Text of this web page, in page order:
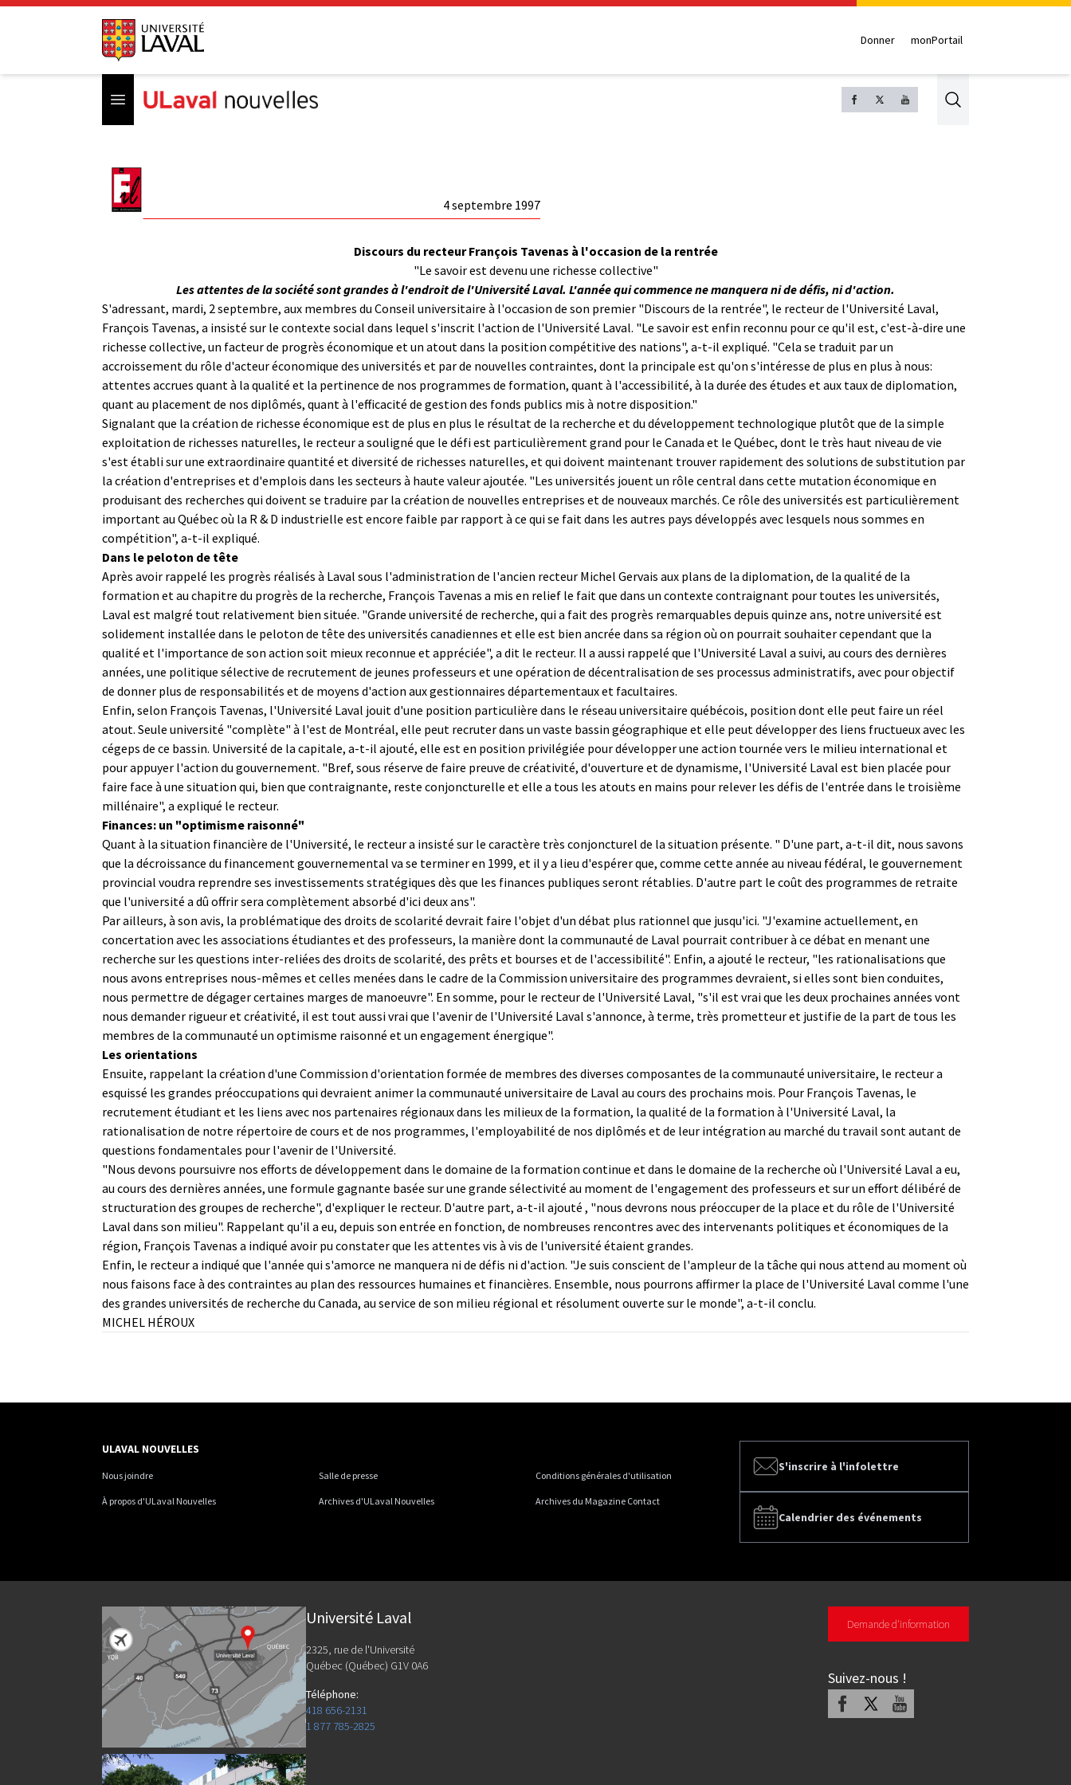
Donner monPortail
Open menu Search
4 septembre 1997
Discours du recteur François Tavenas à l'occasion de la rentrée
"Le savoir est devenu une richesse collective"
Les attentes de la société sont grandes à l'endroit de l'Université Laval. L'année qui commence ne manquera ni de défis, ni d'action.
S'adressant, mardi, 2 septembre, aux membres du Conseil universitaire à l'occasion de son premier "Discours de la rentrée", le recteur de l'Université Laval,
François Tavenas, a insisté sur le contexte social dans lequel s'inscrit l'action de l'Université Laval. "Le savoir est enfin reconnu pour ce qu'il est, c'est-à-dire une
richesse collective, un facteur de progrès économique et un atout dans la position compétitive des nations", a-t-il expliqué. "Cela se traduit par un
accroissement du rôle d'acteur économique des universités et par de nouvelles contraintes, dont la principale est qu'on s'intéresse de plus en plus à nous:
attentes accrues quant à la qualité et la pertinence de nos programmes de formation, quant à l'accessibilité, à la durée des études et aux taux de diplomation,
quant au placement de nos diplômés, quant à l'efficacité de gestion des fonds publics mis à notre disposition."
Signalant que la création de richesse économique est de plus en plus le résultat de la recherche et du développement technologique plutôt que de la simple
exploitation de richesses naturelles, le recteur a souligné que le défi est particulièrement grand pour le Canada et le Québec, dont le très haut niveau de vie
s'est établi sur une extraordinaire quantité et diversité de richesses naturelles, et qui doivent maintenant trouver rapidement des solutions de substitution par
la création d'entreprises et d'emplois dans les secteurs à haute valeur ajoutée. "Les universités jouent un rôle central dans cette mutation économique en
produisant des recherches qui doivent se traduire par la création de nouvelles entreprises et de nouveaux marchés. Ce rôle des universités est particulièrement
important au Québec où la R & D industrielle est encore faible par rapport à ce qui se fait dans les autres pays développés avec lesquels nous sommes en
compétition", a-t-il expliqué.
Dans le peloton de tête
Après avoir rappelé les progrès réalisés à Laval sous l'administration de l'ancien recteur Michel Gervais aux plans de la diplomation, de la qualité de la
formation et au chapitre du progrès de la recherche, François Tavenas a mis en relief le fait que dans un contexte contraignant pour toutes les universités,
Laval est malgré tout relativement bien située. "Grande université de recherche, qui a fait des progrès remarquables depuis quinze ans, notre université est
solidement installée dans le peloton de tête des universités canadiennes et elle est bien ancrée dans sa région où on pourrait souhaiter cependant que la
qualité et l'importance de son action soit mieux reconnue et appréciée", a dit le recteur. Il a aussi rappelé que l'Université Laval a suivi, au cours des dernières
années, une politique sélective de recrutement de jeunes professeurs et une opération de décentralisation de ses processus administratifs, avec pour objectif
de donner plus de responsabilités et de moyens d'action aux gestionnaires départementaux et facultaires.
Enfin, selon François Tavenas, l'Université Laval jouit d'une position particulière dans le réseau universitaire québécois, position dont elle peut faire un réel
atout. Seule université "complète" à l'est de Montréal, elle peut recruter dans un vaste bassin géographique et elle peut développer des liens fructueux avec les
cégeps de ce bassin. Université de la capitale, a-t-il ajouté, elle est en position privilégiée pour développer une action tournée vers le milieu international et
pour appuyer l'action du gouvernement. "Bref, sous réserve de faire preuve de créativité, d'ouverture et de dynamisme, l'Université Laval est bien placée pour
faire face à une situation qui, bien que contraignante, reste conjoncturelle et elle a tous les atouts en mains pour relever les défis de l'entrée dans le troisième
millénaire", a expliqué le recteur.
Finances: un "optimisme raisonné"
Quant à la situation financière de l'Université, le recteur a insisté sur le caractère très conjoncturel de la situation présente. " D'une part, a-t-il dit, nous savons
que la décroissance du financement gouvernemental va se terminer en 1999, et il y a lieu d'espérer que, comme cette année au niveau fédéral, le gouvernement
provincial voudra reprendre ses investissements stratégiques dès que les finances publiques seront rétablies. D'autre part le coût des programmes de retraite
que l'université a dû offrir sera complètement absorbé d'ici deux ans".
Par ailleurs, à son avis, la problématique des droits de scolarité devrait faire l'objet d'un débat plus rationnel que jusqu'ici. "J'examine actuellement, en
concertation avec les associations étudiantes et des professeurs, la manière dont la communauté de Laval pourrait contribuer à ce débat en menant une
recherche sur les questions inter-reliées des droits de scolarité, des prêts et bourses et de l'accessibilité". Enfin, a ajouté le recteur, "les rationalisations que
nous avons entreprises nous-mêmes et celles menées dans le cadre de la Commission universitaire des programmes devraient, si elles sont bien conduites,
nous permettre de dégager certaines marges de manoeuvre". En somme, pour le recteur de l'Université Laval, "s'il est vrai que les deux prochaines années vont
nous demander rigueur et créativité, il est tout aussi vrai que l'avenir de l'Université Laval s'annonce, à terme, très prometteur et justifie de la part de tous les
membres de la communauté un optimisme raisonné et un engagement énergique".
Les orientations
Ensuite, rappelant la création d'une Commission d'orientation formée de membres des diverses composantes de la communauté universitaire, le recteur a
esquissé les grandes préoccupations qui devraient animer la communauté universitaire de Laval au cours des prochains mois. Pour François Tavenas, le
recrutement étudiant et les liens avec nos partenaires régionaux dans les milieux de la formation, la qualité de la formation à l'Université Laval, la
rationalisation de notre répertoire de cours et de nos programmes, l'employabilité de nos diplômés et de leur intégration au marché du travail sont autant de
questions fondamentales pour l'avenir de l'Université.
"Nous devons poursuivre nos efforts de développement dans le domaine de la formation continue et dans le domaine de la recherche où l'Université Laval a eu,
au cours des dernières années, une formule gagnante basée sur une grande sélectivité au moment de l'engagement des professeurs et sur un effort délibéré de
structuration des groupes de recherche", d'expliquer le recteur. D'autre part, a-t-il ajouté , "nous devrons nous préoccuper de la place et du rôle de l'Université
Laval dans son milieu". Rappelant qu'il a eu, depuis son entrée en fonction, de nombreuses rencontres avec des intervenants politiques et économiques de la
région, François Tavenas a indiqué avoir pu constater que les attentes vis à vis de l'université étaient grandes.
Enfin, le recteur a indiqué que l'année qui s'amorce ne manquera ni de défis ni d'action. "Je suis conscient de l'ampleur de la tâche qui nous attend au moment où
nous faisons face à des contraintes au plan des ressources humaines et financières. Ensemble, nous pourrons affirmer la place de l'Université Laval comme l'une
des grandes universités de recherche du Canada, au service de son milieu régional et résolument ouverte sur le monde", a-t-il conclu.
MICHEL HÉROUX
S'inscrire à l'infolettre
Calendrier des événements
ULAVAL NOUVELLES
Nous joindre Salle de presse Conditions générales d'utilisation
À propos d'ULaval Nouvelles Archives d'ULaval Nouvelles Archives du Magazine Contact
Université Laval
2325, rue de l'Université
Québec (Québec) G1V 0A6
Téléphone:
418 656-2131
1 877 785-2825
Demande d'information
Suivez-nous !
Facebook Youtube